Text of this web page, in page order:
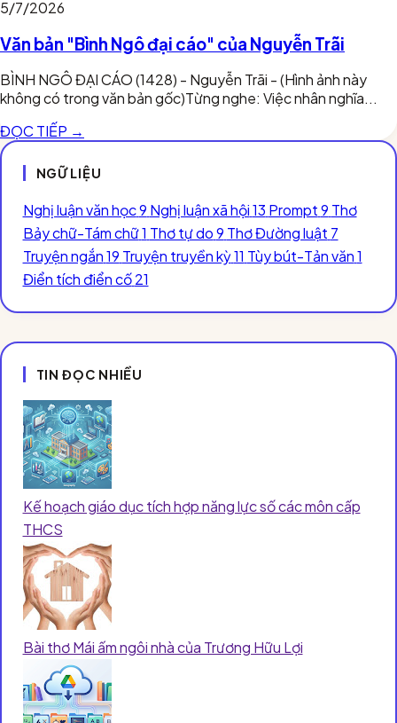
5/7/2026
Văn bản "Bình Ngô đại cáo" của Nguyễn Trãi
BÌNH NGÔ ĐẠI CÁO (1428) - Nguyễn Trãi - (Hình ảnh này
không có trong văn bản gốc)Từng nghe: Việc nhân nghĩa...
ĐỌC TIẾP →
NGỮ LIỆU
Nghị luận văn học9 Nghị luận xã hội13 Prompt9 Thơ
Bảy chữ-Tám chữ1 Thơ tự do9 Thơ Đường luật 7
Truyện ngắn19 Truyện truyền kỳ11 Tùy bút-Tản văn1
Điển tích điển cố 21
TIN ĐỌC NHIỀU
Kế hoạch giáo dục tích hợp năng lực số các môn cấp
THCS
Bài thơ Mái ấm ngôi nhà của Trương Hữu Lợi